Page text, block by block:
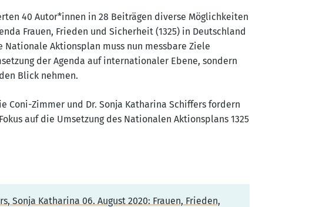
40 Autor*innen in 28 Beiträgen diverse Möglichkeiten
Frauen, Frieden und Sicherheit (1325) in Deutschland
Nationale Aktionsplan muss nun messbare Ziele
der Agenda auf internationaler Ebene, sondern
Blick nehmen.
Coni-Zimmer und Dr. Sonja Katharina Schiffers fordern
auf die Umsetzung des Nationalen Aktionsplans 1325
Sonja Katharina 06. August 2020: Frauen, Frieden,